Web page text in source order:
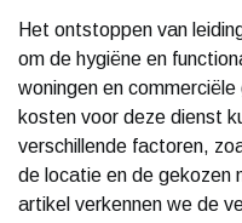
Het ontstoppen van
om de hygiëne en
woningen en
kosten voor deze dienst
verschillende factoren,
de locatie en de gekozen
artikel verkennen we de